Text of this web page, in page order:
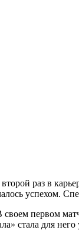
раз в
успехом.
первом
стала для него